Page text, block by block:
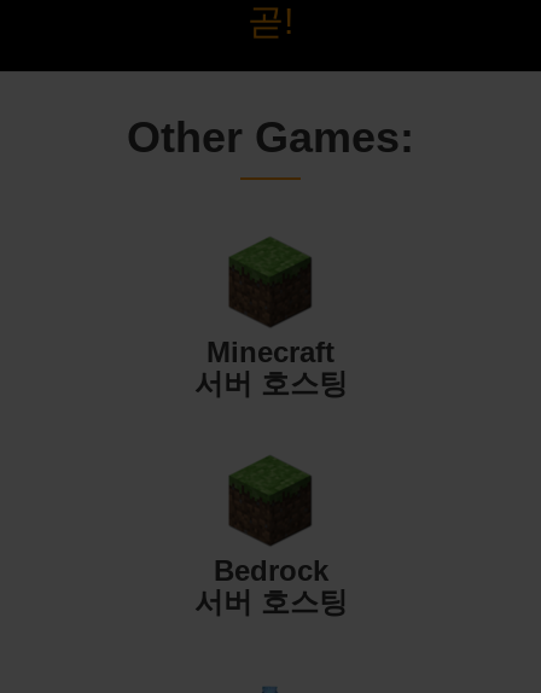
곧!
Other Games:
Minecraft
서버 호스팅
Bedrock
서버 호스팅